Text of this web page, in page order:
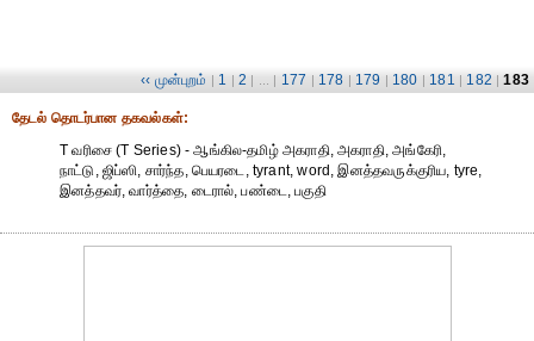
‹‹ முன்புறம் | 1 | 2 | ... | 177 | 178 | 179 | 180 | 181 | 182 | 183
தேட‌ல் தொட‌ர்பான தகவ‌ல்க‌ள்:
T வரிசை (T Series) - ஆங்கில-தமிழ் அகராதி, அகராதி, அங்கேரி,
நாட்டு, ஜிப்ஸி, சார்ந்த, பெயரடை, tyrant, word, இனத்தவருக்குரிய, tyre,
இனத்தவர், வார்த்தை, டைரால், பண்டை, பகுதி